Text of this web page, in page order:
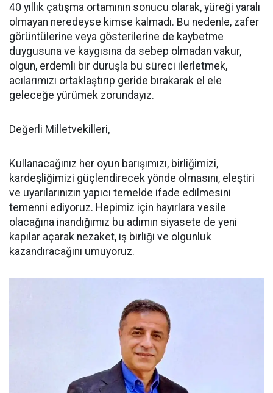
40 yıllık çatışma ortamının sonucu olarak, yüreği yaralı
olmayan neredeyse kimse kalmadı. Bu nedenle, zafer
görüntülerine veya gösterilerine de kaybetme
duygusuna ve kaygısına da sebep olmadan vakur,
olgun, erdemli bir duruşla bu süreci ilerletmek,
acılarımızı ortaklaştırıp geride bırakarak el ele
geleceğe yürümek zorundayız.
Değerli Milletvekilleri,
Kullanacağınız her oyun barışımızı, birliğimizi,
kardeşliğimizi güçlendirecek yönde olmasını, eleştiri
ve uyarılarınızın yapıcı temelde ifade edilmesini
temenni ediyoruz. Hepimiz için hayırlara vesile
olacağına inandığımız bu adımın siyasete de yeni
kapılar açarak nezaket, iş birliği ve olgunluk
kazandıracağını umuyoruz.